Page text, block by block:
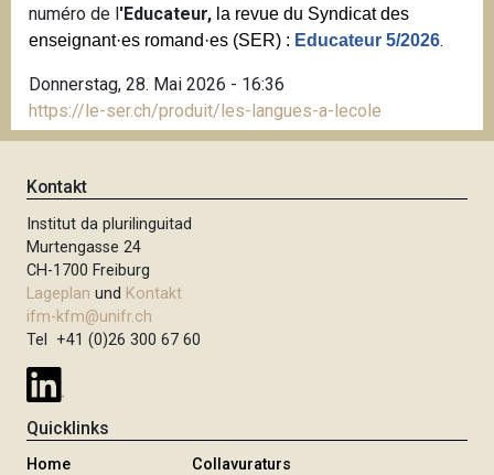
numéro de l 'Educateur, la revue du Syndicat des
enseignant·es romand·es (SER) : Educateur 5/2026.
Donnerstag, 28. Mai 2026 - 16:36
https://le-ser.ch/produit/les-langues-a-lecole
Kontakt
Institut da plurilinguitad
Murtengasse 24
CH-1700 Freiburg
Lageplan und Kontakt
ifm-kfm@unifr.ch
Tel +41 (0)26 300 67 60
Quicklinks
Home
Collavuraturs